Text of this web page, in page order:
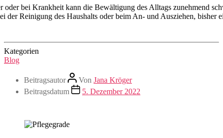
oder bei Krankheit kann die Bewältigung des Alltags zunehmend
der Reinigung des Haushalts oder beim An- und Ausziehen, bisher
Kategorien
Blog
Beitragsautor Von Jana Kröger
Beitragsdatum
5. Dezember 2022